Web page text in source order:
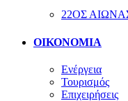
22ΟΣ
ΟΙΚΟΝΟΜΙΑ
Ενέργεια
Τουρισμός
Επιχειρήσεις